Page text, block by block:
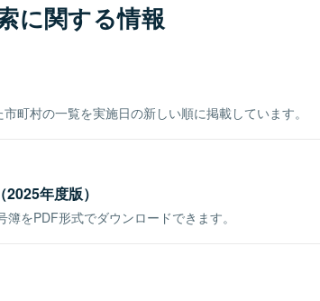
に関する情報
町村の一覧を実施日の新しい順に掲載しています。
年度版）
をPDF形式でダウンロードできます。